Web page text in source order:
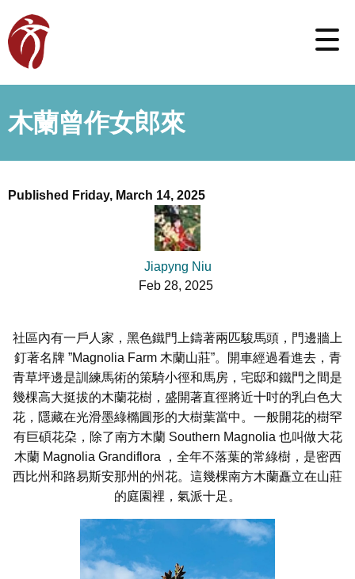
木蘭曾作女郎來
Published Friday, March 14, 2025
Jiapyng Niu
Feb 28, 2025
社區內有一戶人家，黑色鐵門上鑄著兩匹駿馬頭，門邊牆上
釘著名牌 ”Magnolia Farm 木蘭山莊”。開車經過看進去，青
青草坪邊是訓練馬術的策騎小徑和馬房，宅邸和鐵門之間是
幾棵高大挺拔的木蘭花樹，盛開著直徑將近十吋的乳白色大
花，隱藏在光滑墨綠橢圓形的大樹葉當中。一般開花的樹罕
有巨碩花朶，除了南方木蘭 Southern Magnolia 也叫做大花
木蘭 Magnolia Grandiflora ，全年不落葉的常綠樹，是密西
西比州和路易斯安那州的州花。這幾棵南方木蘭矗立在山莊
的庭園裡，氣派十足。